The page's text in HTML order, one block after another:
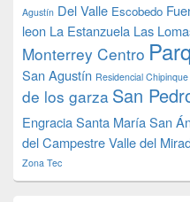
Agustín Del Valle Escobedo
leon La Estanzuela Las
Monterrey Centro
San Agustín Residencial Chipinque
de los garza San
EngraciaSanta MaríaSan
del CampestreValle del
Zona Tec